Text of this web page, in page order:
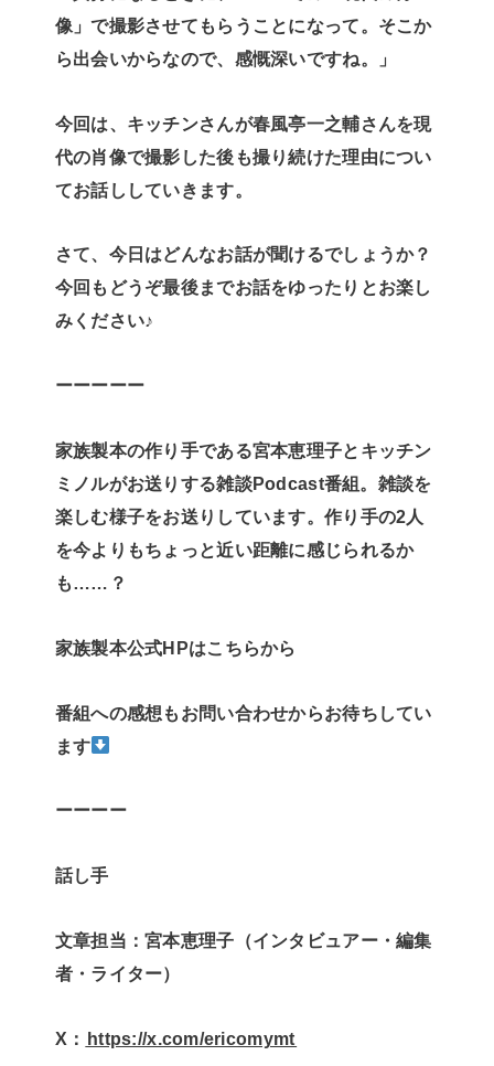
像」で撮影させてもらうことになって。そこか
ら出会いからなので、感慨深いですね。」
今回は、キッチンさんが春風亭一之輔さんを現
代の肖像で撮影した後も撮り続けた理由につい
てお話ししていきます。
さて、今日はどんなお話が聞けるでしょうか？
今回もどうぞ最後までお話をゆったりとお楽し
みください♪
ーーーーー
家族製本の作り手である宮本恵理子とキッチン
ミノルがお送りする雑談Podcast番組。雑談を
楽しむ様子をお送りしています。作り手の2人
を今よりもちょっと近い距離に感じられるか
も……？
家族製本公式HPはこちらから
番組への感想もお問い合わせからお待ちしてい
ます
ーーーー
話し手
文章担当：宮本恵理子（インタビュアー・編集
者・ライター）
X： ⁠⁠⁠⁠⁠⁠https://x.com/ericomymt⁠⁠⁠⁠⁠⁠